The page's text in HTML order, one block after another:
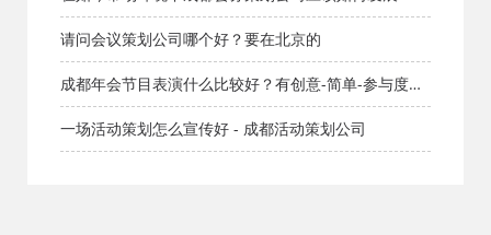
请问会议策划公司哪个好？要在北京的
成都年会节目表演什么比较好？有创意-简单-参与度高
的
一场活动策划怎么宣传好 - 成都活动策划公司